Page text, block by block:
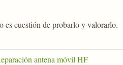
es cuestión de probarlo y valorarlo.
antena móvil HF